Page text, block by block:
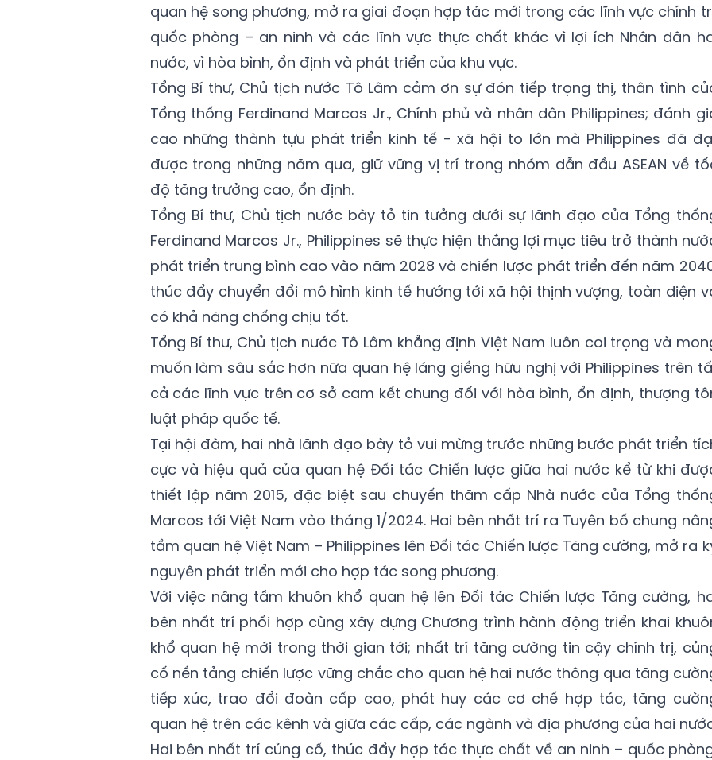
quan hệ song phương, mở ra giai đoạn hợp tác mới trong các lĩnh vực chính
quốc phòng – an ninh và các lĩnh vực thực chất khác vì lợi ích Nhân dân
nước, vì hòa bình, ổn định và phát triển của khu vực.
Tổng Bí thư, Chủ tịch nước Tô Lâm cảm ơn sự đón tiếp trọng thị, thân tình
Tổng thống Ferdinand Marcos Jr., Chính phủ và nhân dân Philippines; đánh
cao những thành tựu phát triển kinh tế - xã hội to lớn mà Philippines đã
được trong những năm qua, giữ vững vị trí trong nhóm dẫn đầu ASEAN về
độ tăng trưởng cao, ổn định.
Tổng Bí thư, Chủ tịch nước bày tỏ tin tưởng dưới sự lãnh đạo của Tổng
Ferdinand Marcos Jr., Philippines sẽ thực hiện thắng lợi mục tiêu trở thành
phát triển trung bình cao vào năm 2028 và chiến lược phát triển đến năm
thúc đẩy chuyển đổi mô hình kinh tế hướng tới xã hội thịnh vượng, toàn diện
có khả năng chống chịu tốt.
Tổng Bí thư, Chủ tịch nước Tô Lâm khẳng định Việt Nam luôn coi trọng và
muốn làm sâu sắc hơn nữa quan hệ láng giềng hữu nghị với Philippines trên
cả các lĩnh vực trên cơ sở cam kết chung đối với hòa bình, ổn định, thượng
luật pháp quốc tế.
Tại hội đàm, hai nhà lãnh đạo bày tỏ vui mừng trước những bước phát triển
cực và hiệu quả của quan hệ Đối tác Chiến lược giữa hai nước kể từ khi
thiết lập năm 2015, đặc biệt sau chuyến thăm cấp Nhà nước của Tổng
Marcos tới Việt Nam vào tháng 1/2024. Hai bên nhất trí ra Tuyên bố chung
tầm quan hệ Việt Nam – Philippines lên Đối tác Chiến lược Tăng cường, mở ra
nguyên phát triển mới cho hợp tác song phương.
Với việc nâng tầm khuôn khổ quan hệ lên Đối tác Chiến lược Tăng cường,
bên nhất trí phối hợp cùng xây dựng Chương trình hành động triển khai
khổ quan hệ mới trong thời gian tới; nhất trí tăng cường tin cậy chính trị,
cố nền tảng chiến lược vững chắc cho quan hệ hai nước thông qua tăng
tiếp xúc, trao đổi đoàn cấp cao, phát huy các cơ chế hợp tác, tăng
quan hệ trên các kênh và giữa các cấp, các ngành và địa phương của hai
Hai bên nhất trí củng cố, thúc đẩy hợp tác thực chất về an ninh – quốc